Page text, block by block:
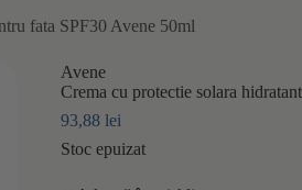
fata SPF30 Avene 50ml
Avene
Crema cu protectie solara
93,88 lei
Stoc epuizat